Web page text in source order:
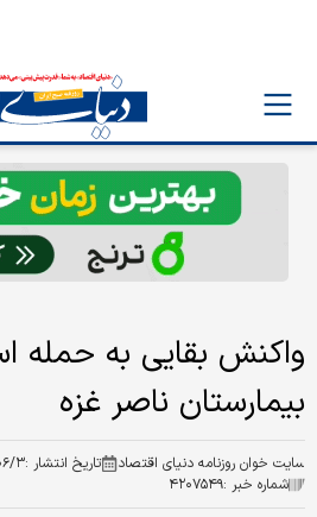
واکنش بقایی به حمله
بیمارستان ناصر غزه
سایت خوان روزنامه دنیای اقتصاد تاریخ انتشار :
شماره خبر :۴۲۰۷۵۴۹